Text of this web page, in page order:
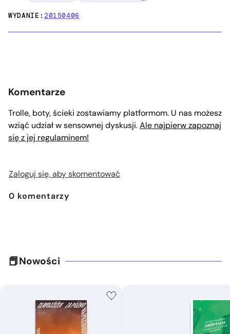
WYDANIE:20150406
Komentarze
Trolle, boty, ścieki zostawiamy platformom. U nas możesz
wziąć udział w sensownej dyskusji.Ale najpierw zapoznaj
się z jej regulaminem!
Zaloguj się, aby skomentować
0 komentarzy
Nowości